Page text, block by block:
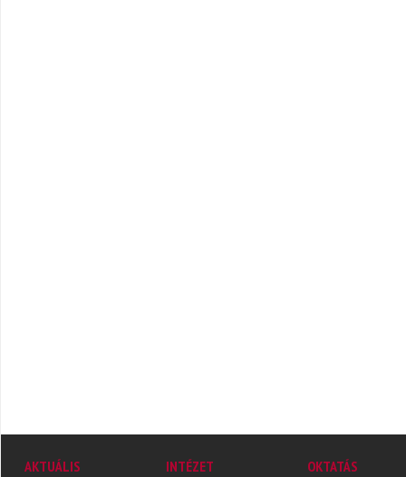
AKTUÁLIS
INTÉZET
OKTATÁS